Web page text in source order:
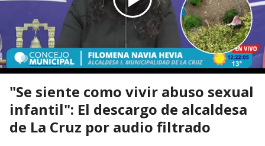
"Se siente como vivir abuso sexual
infantil": El descargo de alcaldesa
de La Cruz por audio filtrado